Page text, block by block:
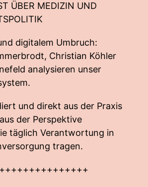
ÜBER MEDIZIN UND
digitalem Umbruch:
Christian Köhler
analysieren unser
und direkt aus der Praxis
der Perspektive
täglich Verantwortung in
tragen.